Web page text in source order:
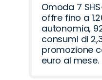
Omoda 7
offre fino a
autonomia,
consumi di
promozione
euro al mese.